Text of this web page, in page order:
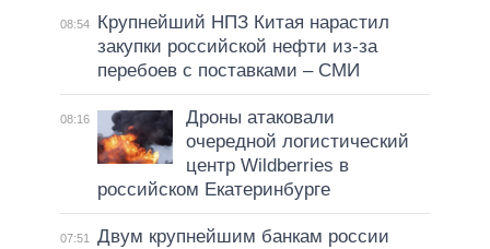
08:54
Крупнейший НПЗ Китая нарастил
закупки российской нефти из-за
перебоев с поставками – СМИ
08:16
Дроны атаковали
очередной логистический
центр Wildberries в
российском Екатеринбурге
07:51
Двум крупнейшим банкам россии